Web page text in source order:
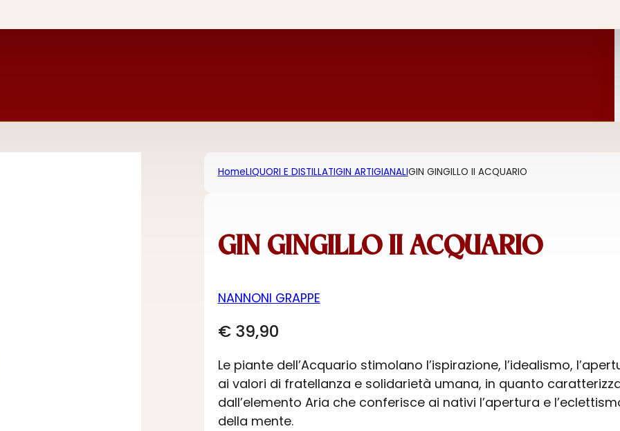
HomeLIQUORI E DISTILLATIGIN ARTIGIANALIGIN GINGILLO II ACQUARIO
GIN GINGILLO II ACQUARIO
NANNONI GRAPPE
€39,90
Le piante dell’Acquario stimolano l’ispirazione, l’idealismo,
ai valori di fratellanza e solidarietà umana, in quanto
dall’elemento Aria che conferisce ai nativi l’apertura e
della mente.